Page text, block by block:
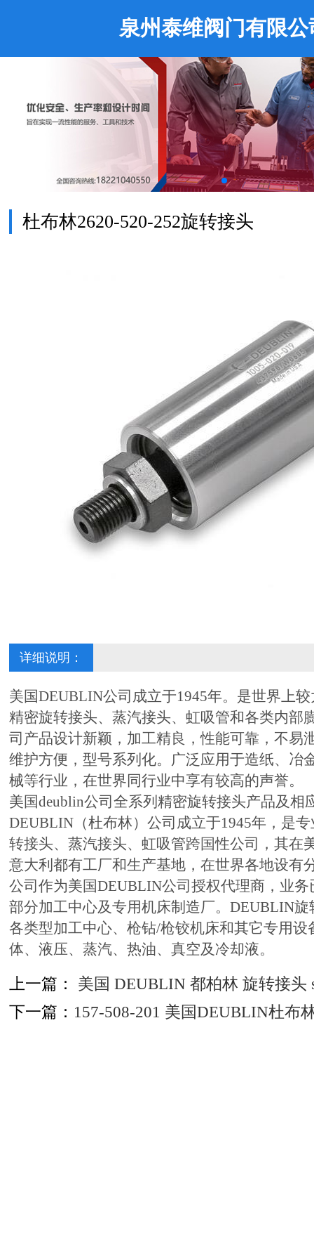
泉州泰维阀门有限公
杜布林2620-520-252旋转接头
详细说明：
美国DEUBLIN公司成立于1945年。是世界上
精密旋转接头、蒸汽接头、虹吸管和各类内部
司产品设计新颖，加工精良，性能可靠，不易
维护方便，型号系列化。广泛应用于造纸、冶
械等行业，在世界同行业中享有较高的声誉。
美国deublin公司全系列精密旋转接头产品及相
DEUBLIN（杜布林）公司成立于1945年，是
转接头、蒸汽接头、虹吸管跨国性公司，其在
意大利都有工厂和生产基地，在世界各地设有
公司作为美国DEUBLIN公司授权代理商，业
部分加工中心及专用机床制造厂。DEUBLIN
各类型加工中心、枪钻/枪铰机床和其它专用设
体、液压、蒸汽、热油、真空及冷却液。
上一篇： 美国 DEUBLIN 都柏林 旋转接头
下一篇： 157-508-201 美国DEUBLIN杜布